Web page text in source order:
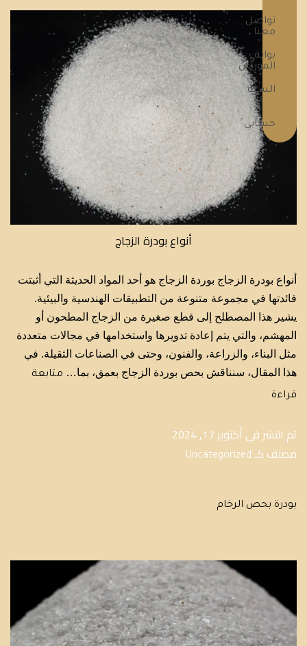
تواصل
معنا
بوابة
الموردين
السلة
حسابي
أنواع بودرة الزجاج
أنواع بودرة الزجاج بوردة الزجاج هو أحد المواد الحديثة التي أثبتت
فائدتها في مجموعة متنوعة من التطبيقات الهندسية والبيئية.
يشير هذا المصطلح إلى قطع صغيرة من الزجاج المطحون أو
المهشم، والتي يتم إعادة تدويرها واستخدامها في مجالات متعددة
مثل البناء، والزراعة، والفنون، وحتى في الصناعات الثقيلة. في
هذا المقال، سنناقش بحص بوردة الزجاج بعمق، بما… متابعة
قراءة
تم النشر في أكتوبر 17, 2024
مصنف كـ Uncategorized
بودرة بحص الرخام